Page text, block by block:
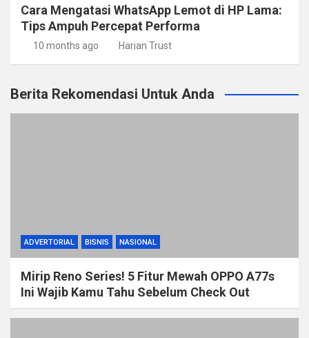
Cara Mengatasi WhatsApp Lemot di HP Lama:
Tips Ampuh Percepat Performa
10 months ago Harian Trust
Berita Rekomendasi Untuk Anda
ADVERTORIAL BISNIS NASIONAL
Mirip Reno Series! 5 Fitur Mewah OPPO A77s
Ini Wajib Kamu Tahu Sebelum Check Out